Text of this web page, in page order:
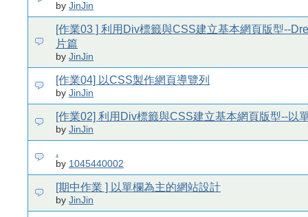
by JinJin
[作業03 ] 利用Div標籤與CSS建立基本網頁版型--
片篇
by JinJin
[作業04] 以CSS製作網頁導覽列
by JinJin
[作業02] 利用Div標籤與CSS建立基本網頁版型--以
by JinJin
.
by 1045440002
[期中作業 ] 以單欄為主的網站設計
by JinJin